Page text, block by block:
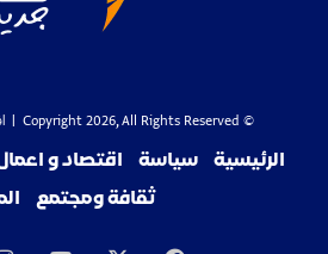
© Copyright 2026, All Rights Reserved |
الرئيسية سياسة اقتصاد و
ثقافة ومجتمع